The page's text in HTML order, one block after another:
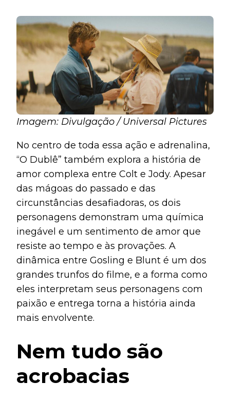
Imagem: Divulgação / Universal Pictures
No centro de toda essa ação e adrenalina,
“O Dublê” também explora a história de
amor complexa entre Colt e Jody. Apesar
das mágoas do passado e das
circunstâncias desafiadoras, os dois
personagens demonstram uma química
inegável e um sentimento de amor que
resiste ao tempo e às provações. A
dinâmica entre Gosling e Blunt é um dos
grandes trunfos do filme, e a forma como
eles interpretam seus personagens com
paixão e entrega torna a história ainda
mais envolvente.
Nem tudo são
acrobacias